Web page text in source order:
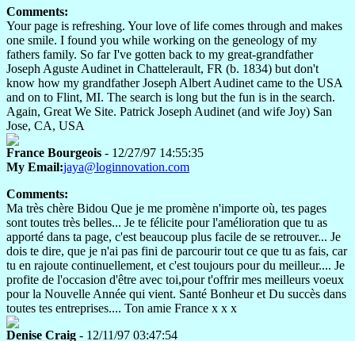
Comments:
Your page is refreshing. Your love of life comes through and makes
one smile. I found you while working on the geneology of my
fathers family. So far I've gotten back to my great-grandfather
Joseph Aguste Audinet in Chattelerault, FR (b. 1834) but don't
know how my grandfather Joseph Albert Audinet came to the USA
and on to Flint, MI. The search is long but the fun is in the search.
Again, Great We Site. Patrick Joseph Audinet (and wife Joy) San
Jose, CA, USA
France Bourgeois - 12/27/97 14:55:35
My Email:jaya@loginnovation.com
Comments:
Ma très chère Bidou Que je me promène n'importe où, tes pages
sont toutes très belles... Je te félicite pour l'amélioration que tu as
apporté dans ta page, c'est beaucoup plus facile de se retrouver... Je
dois te dire, que je n'ai pas fini de parcourir tout ce que tu as fais, car
tu en rajoute continuellement, et c'est toujours pour du meilleur.... Je
profite de l'occasion d'être avec toi,pour t'offrir mes meilleurs voeux
pour la Nouvelle Année qui vient. Santé Bonheur et Du succès dans
toutes tes entreprises.... Ton amie France x x x
Denise Craig - 12/11/97 03:47:54